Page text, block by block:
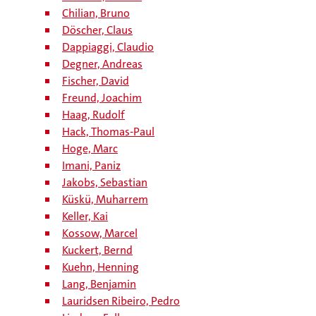
Chilian, Bruno
Döscher, Claus
Dappiaggi, Claudio
Degner, Andreas
Fischer, David
Freund, Joachim
Haag, Rudolf
Hack, Thomas-Paul
Hoge, Marc
Imani, Paniz
Jakobs, Sebastian
Küskü, Muharrem
Keller, Kai
Kossow, Marcel
Kuckert, Bernd
Kuehn, Henning
Lang, Benjamin
Lauridsen Ribeiro, Pedro